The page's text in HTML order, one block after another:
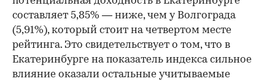
составляет 5,85% — ниже, чем у Волгограда
(5,91%), который стоит на четвертом месте
рейтинга. Это свидетельствует о том, что в
Екатеринбурге на показатель индекса сильное
влияние оказали остальные учитываемые